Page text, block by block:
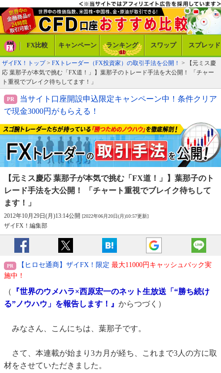
FX比較 キャンペーン ランキング スワップ スプレッド
ザイFX！トップ> FXトレーダー（FX投資家）の取引手法を公開！ > 【元ミス慶
応 葉那子が本気で挑む「FX道！」】葉那子のトレード手法を大公開！ 「チャー
ト重視でブレイク待ちしてます！」
当サイト口座開設申込限定キャンペーン中！条件クリア
で現金3000円がもらえる！
【元ミス慶応 葉那子が本気で挑む「FX道！」】 葉那子のト
レード手法を大公開！ 「チャート重視でブレイク待ちして
ます！」
2012年10月29日(月)13:14公開 [2022年06月20日(月)10:57更新]
ザイFX！編集部
【ヒロセ通商】ザイFX！限定 最大11000円キャッシュバック実
施中！
（
『世界のウメハラ×西原宏一のネット生放送「“勝ち続け
る”ノウハウ」を報告します！』 からつづく）
みなさん、こんにちは、葉那子です。
さて、本連載が始まり3カ月が経ち、これまで3人の方に取
材をさせていただきました。